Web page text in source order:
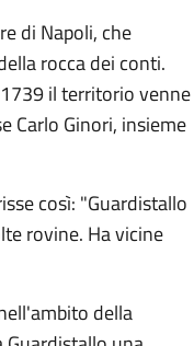
di Napoli, che
rocca dei conti.
il territorio venne
Carlo Ginori, insieme
così: "Guardistallo
rovine. Ha vicine
della